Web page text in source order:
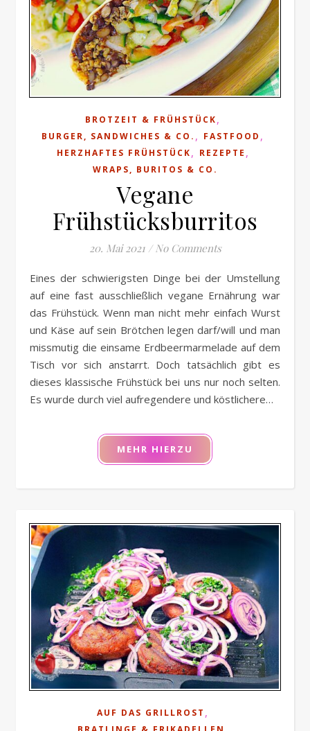
BROTZEIT & FRÜHSTÜCK,
BURGER, SANDWICHES & CO. , FASTFOOD ,
HERZHAFTES FRÜHSTÜCK, REZEPTE ,
WRAPS, BURITOS & CO.
Vegane
Frühstücksburritos
20. Mai 2021 / No Comments
Eines der schwierigsten Dinge bei der Umstellung
auf eine fast ausschließlich vegane Ernährung war
das Frühstück. Wenn man nicht mehr einfach Wurst
und Käse auf sein Brötchen legen darf/will und man
missmutig die einsame Erdbeermarmelade auf dem
Tisch vor sich anstarrt. Doch tatsächlich gibt es
dieses klassische Frühstück bei uns nur noch selten.
Es wurde durch viel aufregendere und köstlichere…
MEHR HIERZU
AUF DAS GRILLROST ,